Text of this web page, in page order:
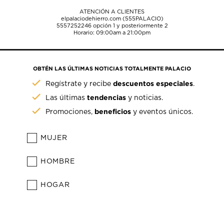
ATENCIÓN A CLIENTES
elpalaciodehierro.com (555PALACIO)
5557252246opción 1 y posteriormente 2
Horario: 09:00am a 21:00pm
OBTÉN LAS ÚLTIMAS NOTICIAS TOTALMENTE PALACIO
Regístrate y recibedescuentos especiales.
Las últimastendencias y noticias.
Promociones, beneficios y eventos únicos.
MUJER
HOMBRE
HOGAR